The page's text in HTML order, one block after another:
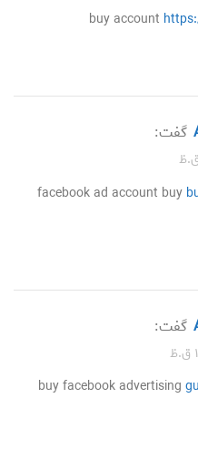
buy account
گفت:
facebook ad account buy
گفت:
buy facebook advertising